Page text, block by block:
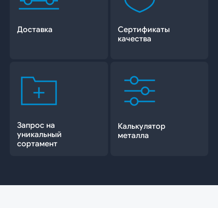
Доставка
Сертификаты
качества
Запрос на
уникальный
сортамент
Калькулятор
металла